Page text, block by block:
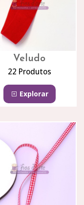
Veludo
22 Produtos
Explorar